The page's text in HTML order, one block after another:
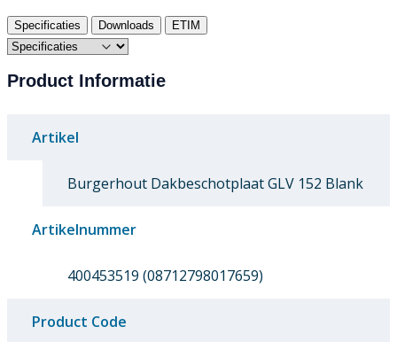
Specificaties Downloads ETIM
Product Informatie
Artikel
Burgerhout Dakbeschotplaat GLV 152 Blank
Artikelnummer
400453519 (08712798017659)
Product Code